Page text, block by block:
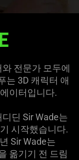
전문가 모두에
는 3D 캐릭터 애
이터입 니다.
딘 Sir Wade는
시작했습니다.
Sir Wade는
옮기기 전 드림